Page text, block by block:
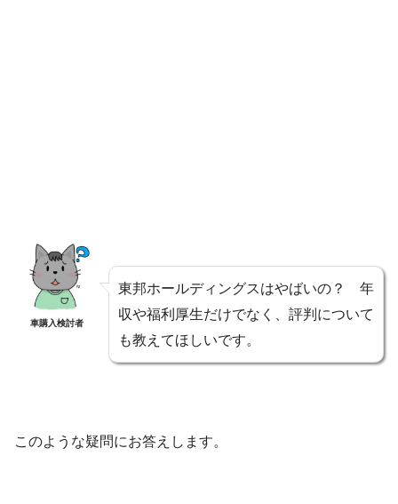
車購入検討者
東邦ホールディングスはやばいの？ 年
収や福利厚生だけでなく、評判について
も教えてほしいです。
このような疑問にお答えします。